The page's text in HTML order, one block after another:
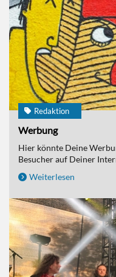
Redaktion
Werbung
Hier könnte Deine
Besucher auf Deiner
Weiterlesen